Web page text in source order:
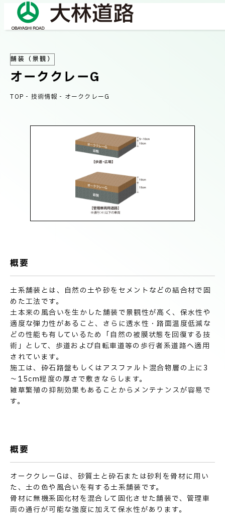
COMPANY
会社情報
社長メッセージ/企業理念
業績情報
サステナビリティ
ネットワーク
事業紹介
施工事例
TECHNICAL INFORMATION
製品情報
INFORMATION
お知らせ
RECRUIT
採用情報
お問い合わせ
舗装（景観）
オーククレーG
TOP - 技術情報 - オーククレーG
概要
土系舗装とは、自然の土や砂をセメントなどの結合材で固
めた工法です。
土本来の風合いを生かした舗装で景観性が高く、保水性や
適度な弾力性があること、さらに透水性・路面温度低減な
どの性能も有しているため「自然の被膜状態を回復する技
術」として、歩道および自転車道等の歩行者系道路へ適用
されています。
施工は、砕石路盤もしくはアスファルト混合物層の上に3
～15cm程度の厚さで敷きならします。
雑草繁殖の抑制効果もあることからメンテナンスが容易で
す。
概要
オーククレーGは、砂質土と砕石または砂利を骨材に用い
た、土の色や風合いを有する土系舗装です。
骨材に無機系固化材を混合して固化させた舗装で、管理車
両の通行が可能な強度に加えて保水性があります。